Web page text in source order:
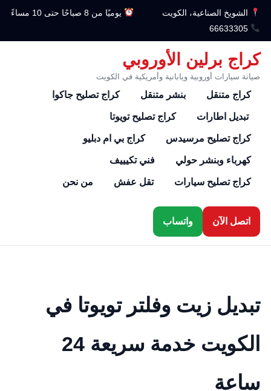
الشويخ الصناعية، الكويت
يوميًا من 8 صباحًا حتى 10 مساءً
66633305
كراج برلين الأوروبي
صيانة سيارات أوروبية ويابانية وأمريكية في الكويت
كراج متنقل بنشر متنقل كراج تصليح جاكوا
تبديل اطارات كراج تصليح تويوتا
كراج تصليح مرسيدس كراج بي ام دبليو
كهرباء وبنشر حولي فني تكيييف
كراج تصليح سيارات تقل عفش من نحن
اتصل الآن واتساب
تبديل زيت وفلتر تويوتا في
الكويت خدمة سريعة 24
ساعة